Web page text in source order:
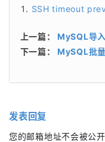
SSH timeout
上一篇： MySQL导
下一篇： MySQL批
发表回复
您的邮箱地址不会被公开